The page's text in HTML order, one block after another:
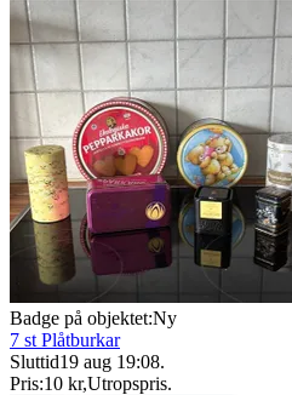
Badge på objektet:Ny
7 st Plåtburkar
Sluttid19 aug 19:08.
Pris:10 kr,Utropspris.